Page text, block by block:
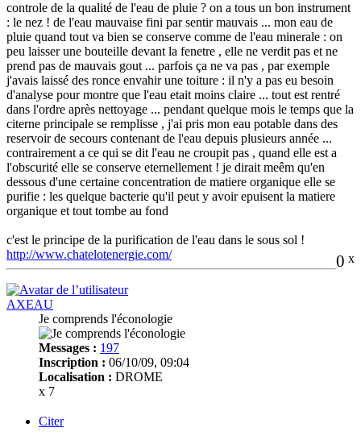
controle de la qualité de l'eau de pluie ? on a tous un bon instrument
: le nez ! de l'eau mauvaise fini par sentir mauvais ... mon eau de
pluie quand tout va bien se conserve comme de l'eau minerale : on
peu laisser une bouteille devant la fenetre , elle ne verdit pas et ne
prend pas de mauvais gout ... parfois ça ne va pas , par exemple
j'avais laissé des ronce envahir une toiture : il n'y a pas eu besoin
d'analyse pour montre que l'eau etait moins claire ... tout est rentré
dans l'ordre après nettoyage ... pendant quelque mois le temps que la
citerne principale se remplisse , j'ai pris mon eau potable dans des
reservoir de secours contenant de l'eau depuis plusieurs année ...
contrairement a ce qui se dit l'eau ne croupit pas , quand elle est a
l'obscurité elle se conserve eternellement ! je dirait meêm qu'en
dessous d'une certaine concentration de matiere organique elle se
purifie : les quelque bacterie qu'il peut y avoir epuisent la matiere
organique et tout tombe au fond
c'est le principe de la purification de l'eau dans le sous sol !
0 x
http://www.chatelotenergie.com/
AXEAU
Je comprends l'éconologie
Messages : 197
Inscription : 06/10/09, 09:04
Localisation : DROME
x 7
Citer